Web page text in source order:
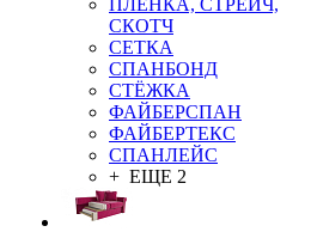
ПЛЁНКА, СТРЕЙЧ,
СКОТЧ
СЕТКА
СПАНБОНД
СТЁЖКА
ФАЙБЕРСПАН
ФАЙБЕРТЕКС
СПАНЛЕЙС
+ ЕЩЕ 2